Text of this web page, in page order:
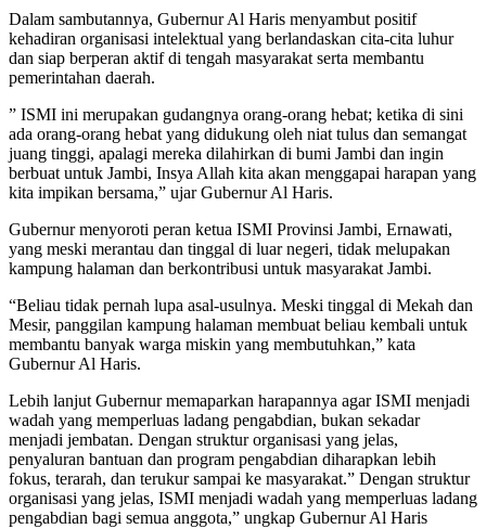
Dalam sambutannya, Gubernur Al Haris menyambut positif
kehadiran organisasi intelektual yang berlandaskan cita-cita luhur
dan siap berperan aktif di tengah masyarakat serta membantu
pemerintahan daerah.
” ISMI ini merupakan gudangnya orang-orang hebat; ketika di sini
ada orang-orang hebat yang didukung oleh niat tulus dan semangat
juang tinggi, apalagi mereka dilahirkan di bumi Jambi dan ingin
berbuat untuk Jambi, Insya Allah kita akan menggapai harapan yang
kita impikan bersama,” ujar Gubernur Al Haris.
Gubernur menyoroti peran ketua ISMI Provinsi Jambi, Ernawati,
yang meski merantau dan tinggal di luar negeri, tidak melupakan
kampung halaman dan berkontribusi untuk masyarakat Jambi.
“Beliau tidak pernah lupa asal-usulnya. Meski tinggal di Mekah dan
Mesir, panggilan kampung halaman membuat beliau kembali untuk
membantu banyak warga miskin yang membutuhkan,” kata
Gubernur Al Haris.
Lebih lanjut Gubernur memaparkan harapannya agar ISMI menjadi
wadah yang memperluas ladang pengabdian, bukan sekadar
menjadi jembatan. Dengan struktur organisasi yang jelas,
penyaluran bantuan dan program pengabdian diharapkan lebih
fokus, terarah, dan terukur sampai ke masyarakat.” Dengan struktur
organisasi yang jelas, ISMI menjadi wadah yang memperluas ladang
pengabdian bagi semua anggota,” ungkap Gubernur Al Haris